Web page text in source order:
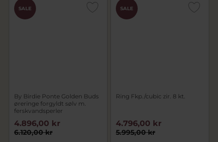
SALE
By Birdie Ponte Golden Buds
øreringe forgyldt sølv m.
ferskvandsperler
6.120,00 kr
4.896,00 kr
SALE
Ring Fkp./cubic zir. 8 kt.
5.995,00 kr
4.796,00 kr